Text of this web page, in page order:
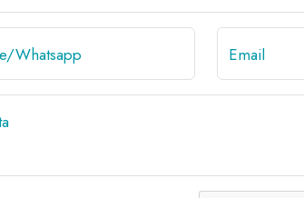
Whatsapp Email